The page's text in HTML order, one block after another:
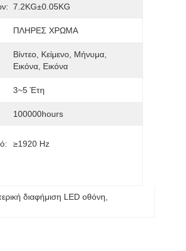
7.2KG±0.05KG
ΠΛΗΡΕΣ ΧΡΩΜΑ
Βίντεο, Κείμενο, Μήνυμα,
Εικόνα, Εικόνα
3~5 Έτη
100000hours
≥1920 Hz
διαφήμιση LED οθόνη